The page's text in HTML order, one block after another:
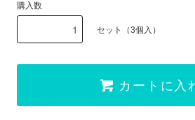
購入数
セット（3個入）
カートに入